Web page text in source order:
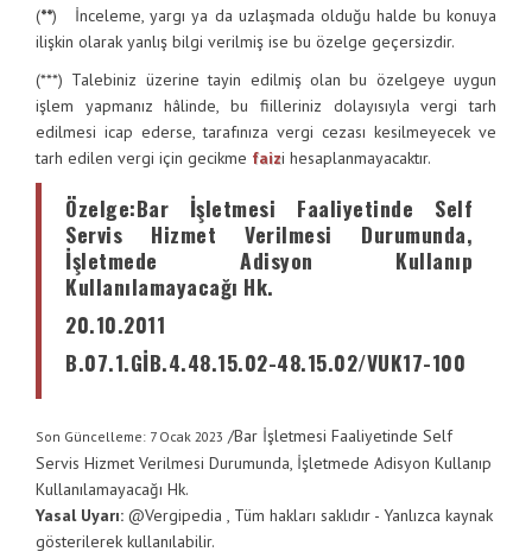
(**) İnceleme, yargı ya da uzlaşmada olduğu halde bu konuya
ilişkin olarak yanlış bilgi verilmiş ise bu özelge geçersizdir.
(***) Talebiniz üzerine tayin edilmiş olan bu özelgeye uygun
işlem yapmanız hâlinde, bu fiilleriniz dolayısıyla vergi tarh
edilmesi icap ederse, tarafınıza vergi cezası kesilmeyecek ve
tarh edilen vergi için gecikme faizi hesaplanmayacaktır.
Özelge:Bar İşletmesi Faaliyetinde Self
Servis Hizmet Verilmesi Durumunda,
İşletmede Adisyon Kullanıp
Kullanılamayacağı Hk.
20.10.2011
B.07.1.GİB.4.48.15.02-48.15.02/VUK17-100
Son Güncelleme: 7 Ocak 2023 /Bar İşletmesi Faaliyetinde Self
Servis Hizmet Verilmesi Durumunda, İşletmede Adisyon Kullanıp
Kullanılamayacağı Hk.
Yasal Uyarı: @Vergipedia , Tüm hakları saklıdır - Yanlızca kaynak
gösterilerek kullanılabilir.